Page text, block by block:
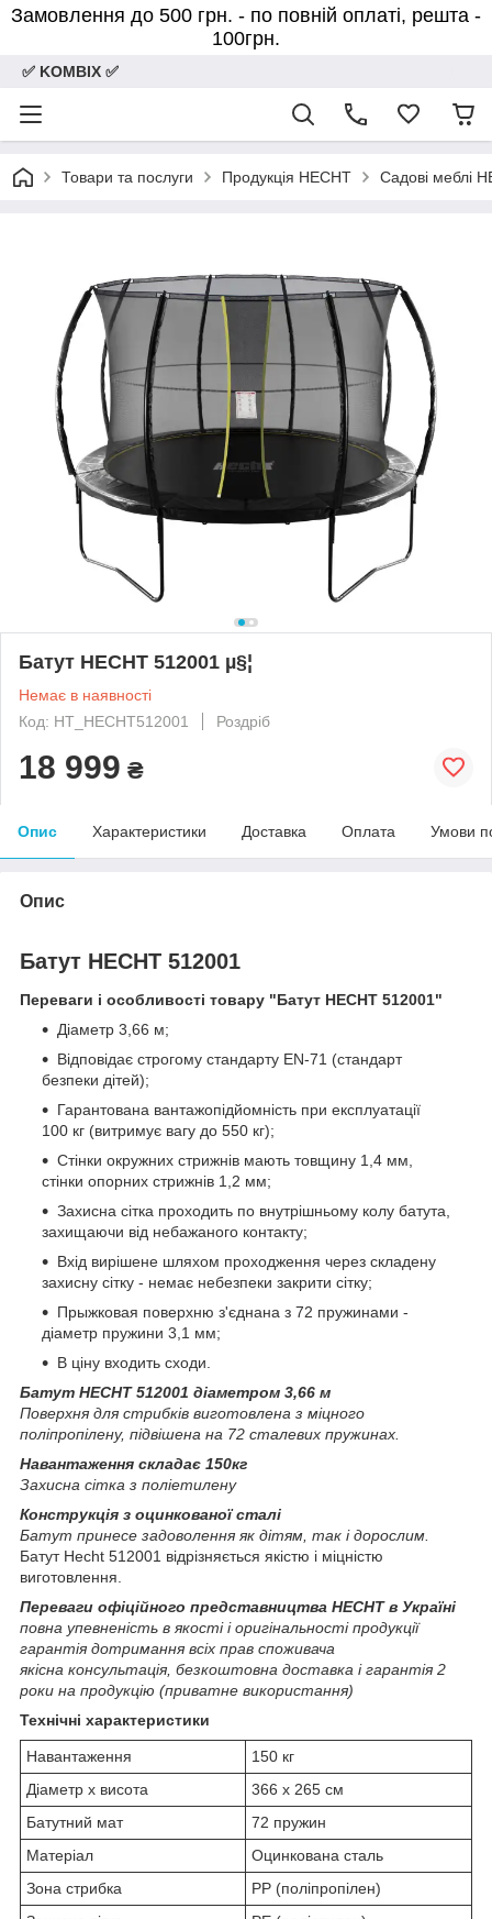
Замовлення до 500 грн. - по повній оплаті, решта -
100грн.
✅ KOMBIX ✅
Товари та послуги Продукція HECHT Садові меблі
Батут HECHT 512001 µ§¦
Немає в наявності
Код: HT_HECHT512001
Роздріб
18 999 ₴
Опис Характеристики Доставка Оплата Умови
Опис
Батут HECHT 512001
Переваги і особливості товару "Батут HECHT 512001"
Діаметр 3,66 м;
Відповідає строгому стандарту EN-71 (стандарт
безпеки дітей);
Гарантована вантажопідйомність при експлуатації
100 кг (витримує вагу до 550 кг);
Стінки окружних стрижнів мають товщину 1,4 мм,
стінки опорних стрижнів 1,2 мм;
Захисна сітка проходить по внутрішньому колу батута,
захищаючи від небажаного контакту;
Вхід вирішене шляхом проходження через складену
захисну сітку - немає небезпеки закрити сітку;
Прыжковая поверхню з'єднана з 72 пружинами -
діаметр пружини 3,1 мм;
В ціну входить сходи.
Батут HECHT 512001 діаметром 3,66 м
Поверхня для стрибків виготовлена з міцного
поліпропілену, підвішена на 72 сталевих пружинах.
Навантаження складає 150кг
Захисна сітка з поліетилену
Конструкція з оцинкованої сталі
Батут принесе задоволення як дітям, так і дорослим.
Батут Hecht 512001 відрізняється якістю і міцністю
виготовлення.
Переваги офіційного представництва HECHT в Україні
повна упевненість в якості і оригінальності продукції
гарантія дотримання всіх прав споживача
якісна консультація, безкоштовна доставка і гарантія 2
роки на продукцію (приватне використання)
Технічні характеристики
Навантаження
150 кг
Діаметр х висота
366 x 265 см
Батутний мат
72 пружин
Матеріал
Оцинкована сталь
Зона стрибка
PP (поліпропілен)